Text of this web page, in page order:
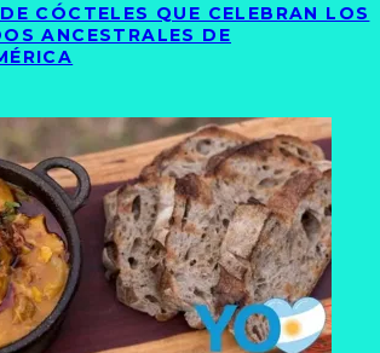
CÓCTELES QUE CELEBRAN LOS
ANCESTRALES DE